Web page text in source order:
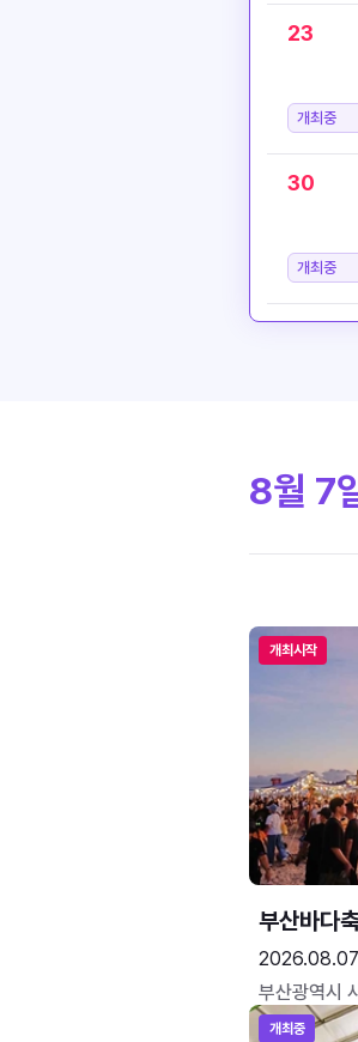
23
개최중
30
개최중
8월 7
개최시작
부산바다
부산광역시
개최중